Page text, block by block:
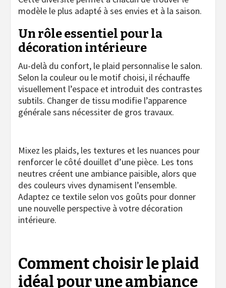
modèle le plus adapté à ses envies et à la saison.
Un rôle essentiel pour la
décoration intérieure
Au-delà du confort, le plaid personnalise le salon.
Selon la couleur ou le motif choisi, il réchauffe
visuellement l’espace et introduit des contrastes
subtils. Changer de tissu modifie l’apparence
générale sans nécessiter de gros travaux.
Mixez les plaids, les textures et les nuances pour
renforcer le côté douillet d’une pièce. Les tons
neutres créent une ambiance paisible, alors que
des couleurs vives dynamisent l’ensemble.
Adaptez ce textile selon vos goûts pour donner
une nouvelle perspective à votre décoration
intérieure.
Comment choisir le plaid
idéal pour une ambiance